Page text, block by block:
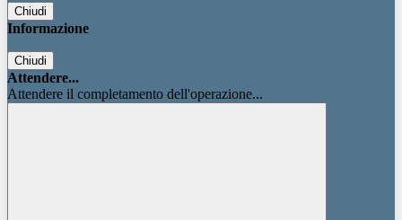
Chiudi
Informazione
Chiudi
Attendere...
Attendere il completamento dell'operazione...